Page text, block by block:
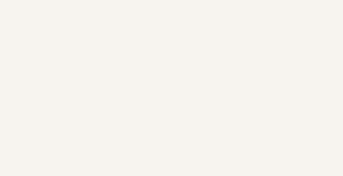
by KnitPro
#lensoi #knitpro #zingstarter